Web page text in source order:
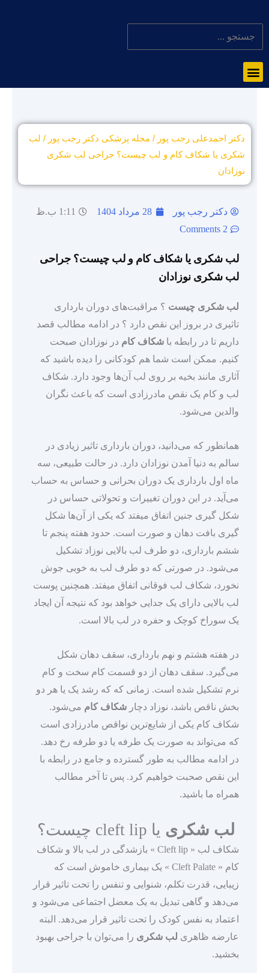
دکتر احمدعلی رجب پور / مجله پزشکی دکتر رجب پور / لب
شکری یا شکاف کام و لب چیست؟ جراحی لب شکری
نوزادان
دکتر رجب پور 28 مرداد 1404
1:11 ب.ظ
2 Comments
لب شکری یا شکاف کام و لب چیست؟ جراحی
لب شکری نوزادان
لب شکری چیست ؟ مراقبت‌های دوران بارداری
تاثیری در بروز این نقص دارد ؟ در ادامه مطالب قصد
داریم تا در رابطه با شکاف کام در نوزادان صبحت
کنیم. ممکن است شما هم کودکانی را دیده باشید که
آثاری مانند بخیه بر روی لب آن‌ها وجود دارد. شکاف
لب و کام یک نقص مادرزادی است که باعث نگران
والدین می‌شود.
همانطور که می‌دانید، دوران بارداری تاثیر زیادی در
سالم به دنیا آمدن نوزادان دارد. در حالت طبیعی، سه
ماه اول بارداری یک دوران بحرانی و حساس به حساب
می‌آید. در این دوران تغییرات و تحولاتی حساس در
شکل گیری جنین اتفاق میفتد که یکی از آن‌ها شکل
گیری بافت دهان و صورت است. حدود هفته پنجم تا
ششم بارداری، دو طرف لب بالایی نوزاد تشکیل
می‌شود. در صورتی که دو طرف لب به خوبی جوش
نخورد، شکاف لب فوقانی اتفاق میفتد. همچنین پوست
لب بالایی دارای یک جدایی خواهد بود که نتیجه آن ایجاد
یک سوراخ کوچک و حفره در لب بالا است.
در هفته هشتم و نهم بارداری، سقف دهان شکل
می‌گیرد. سقف دهان از دو قسمت کام سخت و کام
نرم تشکیل شده است. زمانی که که رشد یک یا هر دو
بخش ناقص باشد، نوزاد دچار شکاف کام می‌شود.
شکاف کام یکی از شایع‌ترین نواقص مادرزادی است
که می‌تواند به صورت یک طرفه یا دو طرفه رخ دهد.
در ادامه مطالب به طور گسترده و جامع در رابطه با
این نقص صحبت خواهیم کرد. پس تا آخر مطالب
همراه ما باشید.
لب شکری یا cleft lip چیست؟
شکاف لب « Cleft lip » بازشدگی در لب بالا و شکاف
کام « Cleft Palate » یک بیماری خاموش است که
زیبایی، قدرت تکلم، شنوایی و تنفس را تحت تاثیر قرار
می‌دهد و گاهی تبدیل به یک معضل اجتماعی می‌شود و
اعتماد به نفس کودک را تحت تاثیر قرار می‌دهد. البته
عارضه ظاهری لب شکری را می‌توان با جراحی بهبود
بخشید.